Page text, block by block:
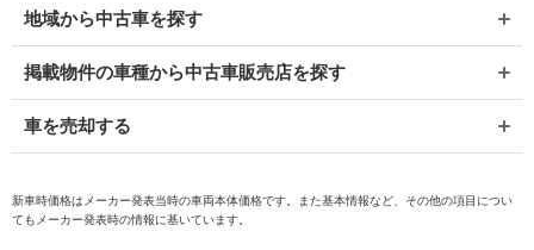
地域から中古車を探す
掲載物件の車種から中古車販売店を探す
車を売却する
新車時価格はメーカー発表当時の車両本体価格です。また基本情報など、その他の項目につい
てもメーカー発表時の情報に基いています。